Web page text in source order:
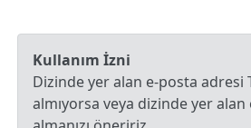
Kullanım İzni
Dizinde yer alan e-posta adresi
almıyorsa veya dizinde yer